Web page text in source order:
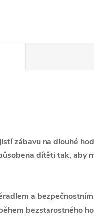
zábavu na dlouhé
dítěti tak, aby
a
bezstarostného